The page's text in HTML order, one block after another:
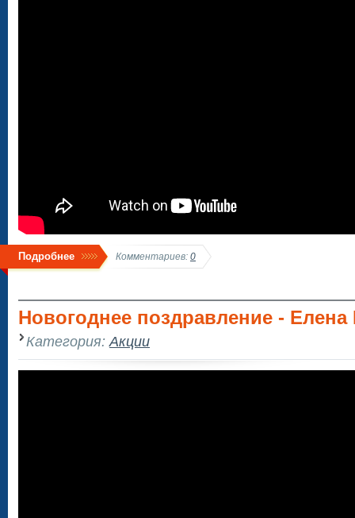
Подробнее Комментариев: 0
Новогоднее поздравление - Елена
Категория: Акции